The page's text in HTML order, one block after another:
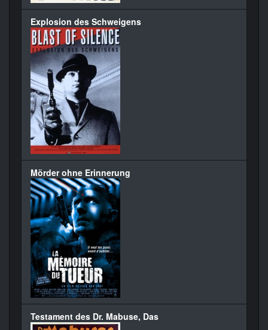
Explosion des Schweigens
Mörder ohne Erinnerung
Testament des Dr. Mabuse, Das